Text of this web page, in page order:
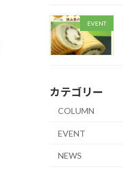
EVENT
カテゴリー
COLUMN
EVENT
NEWS